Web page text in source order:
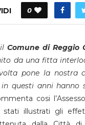
0
Comune di Reggio
da una fitta
pone la nostra
questi anni hanno
cosi
stati illustrati gli